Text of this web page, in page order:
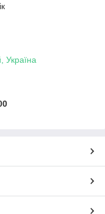
Україна